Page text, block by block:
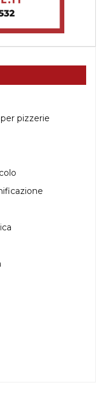
pizzerie